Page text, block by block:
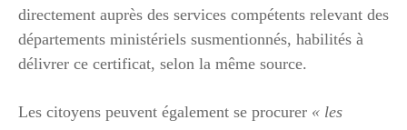
directement auprès des services compétents relevant des
départements ministériels susmentionnés, habilités à
délivrer ce certificat, selon la même source.
Les citoyens peuvent également se procurer « les